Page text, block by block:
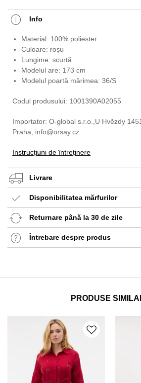
Info
Material: 100% poliester
Culoare: roșu
Lungime: scurtă
Modelul are: 173 cm
Modelul poartă mărimea: 36/S
Codul produsului: 1001390A02055
Importator: O-global s.r.o.,U Hvězdy
Praha, info@orsay.cz
Instrucțiuni de întreținere
Livrare
Disponibilitatea mărfurilor
Returnare până la 30 de zile
Întrebare despre produs
PRODUSE